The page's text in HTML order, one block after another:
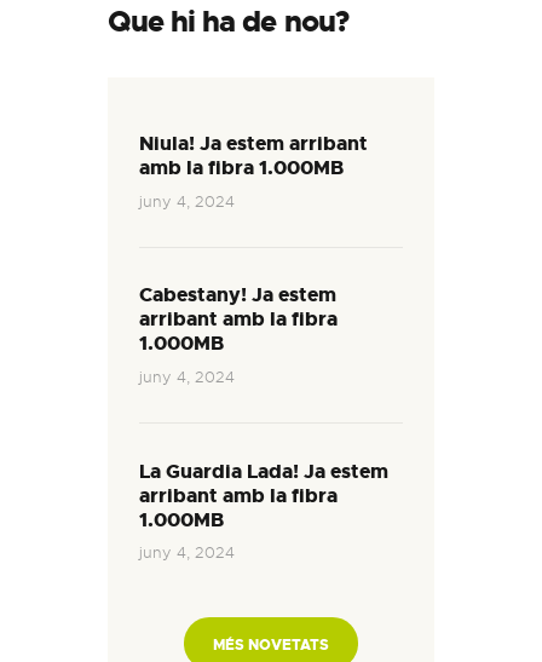
Que hi ha de nou?
Niula! Ja estem arribant
amb la fibra 1.000MB
juny 4, 2024
Cabestany! Ja estem
arribant amb la fibra
1.000MB
juny 4, 2024
La Guardia Lada! Ja estem
arribant amb la fibra
1.000MB
juny 4, 2024
MÉS NOVETATS